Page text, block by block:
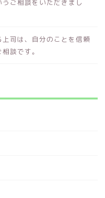
ご相談をいただきまし
司は、自分のことを信頼
談です。